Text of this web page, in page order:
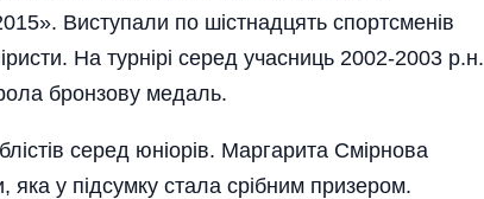
Виступали по шістнадцять спортсменів
На турнірі серед учасниць 2002-2003 р.н.
бронзову медаль.
серед юніорів. Маргарита Смір­нова
у підсумку стала срібним призером.